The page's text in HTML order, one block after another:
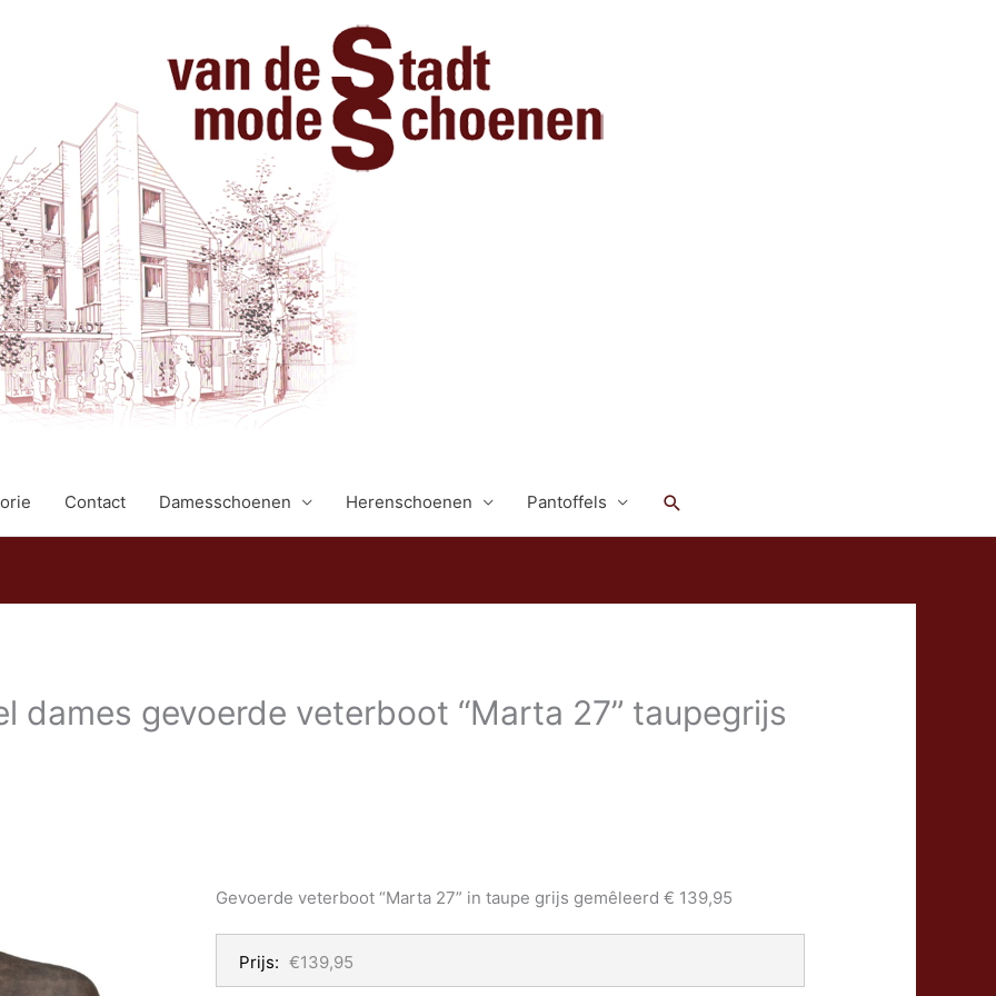
Contact Damesschoenen Herenschoenen Pantoffels Zoeken
dames gevoerde veterboot “Marta 27” taupegrijs
Gevoerde veterboot “Marta 27” in taupe grijs gemêleerd € 139,95
Prijs: €139,95